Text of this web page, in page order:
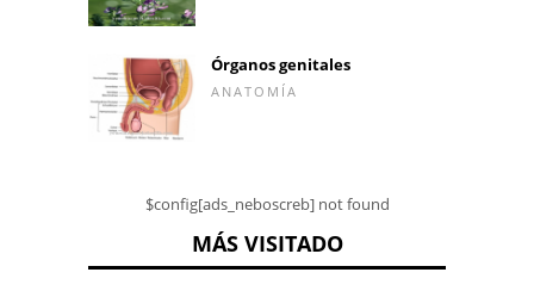
Órganos genitales
ANATOMÍA
$config[ads_neboscreb] not found
MÁS VISITADO